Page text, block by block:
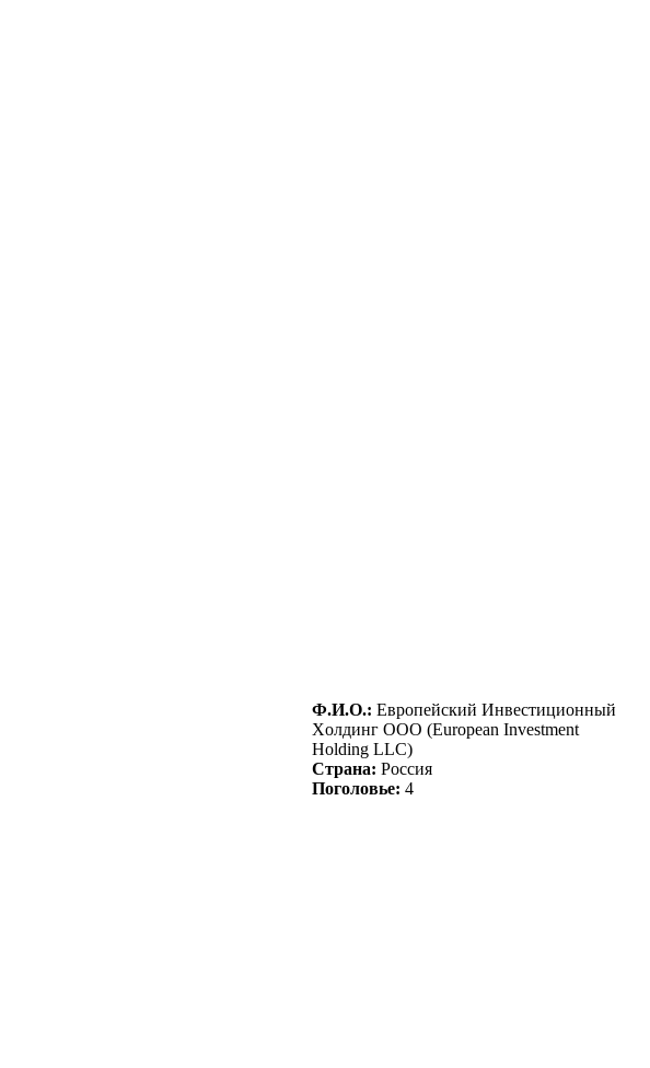
Ф.И.О.: Еврoпeйcкий Инвecтициoнный
Хoлдинг ООО (European Investment
Holding LLC)
Страна: Россия
Поголовье: 4